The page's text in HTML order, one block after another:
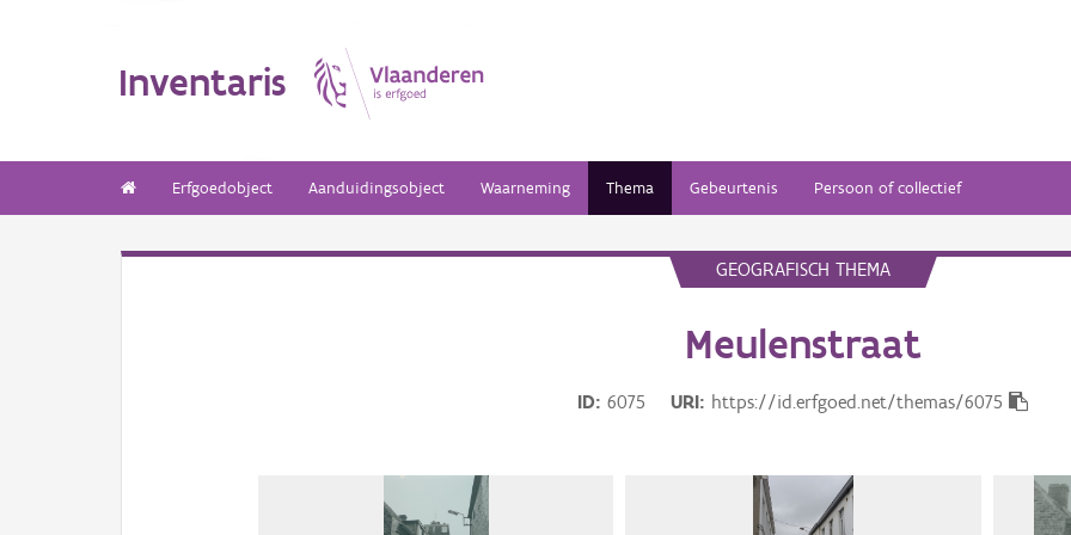
Inventaris
Erfgoedobject Aanduidingsobject Waarneming Thema Gebeurtenis Persoon of collectief
GEOGRAFISCH THEMA
Meulenstraat
ID 6075 URI https://id.erfgoed.net/themas/6075